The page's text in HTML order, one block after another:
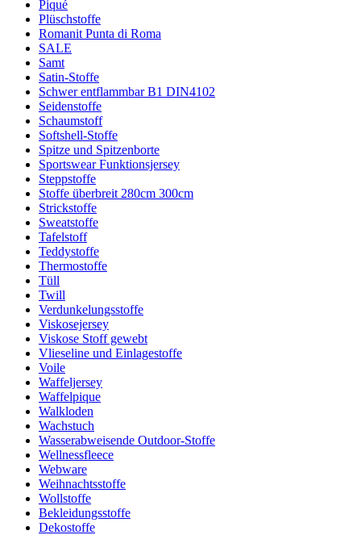
Piqué
Plüschstoffe
Romanit Punta di Roma
SALE
Samt
Satin-Stoffe
Schwer entflammbar B1 DIN4102
Seidenstoffe
Schaumstoff
Softshell-Stoffe
Spitze und Spitzenborte
Sportswear Funktionsjersey
Steppstoffe
Stoffe überbreit 280cm 300cm
Strickstoffe
Sweatstoffe
Tafelstoff
Teddystoffe
Thermostoffe
Tüll
Twill
Verdunkelungsstoffe
Viskosejersey
Viskose Stoff gewebt
Vlieseline und Einlagestoffe
Voile
Waffeljersey
Waffelpique
Walkloden
Wachstuch
Wasserabweisende Outdoor-Stoffe
Wellnessfleece
Webware
Weihnachtsstoffe
Wollstoffe
Bekleidungsstoffe
Dekostoffe